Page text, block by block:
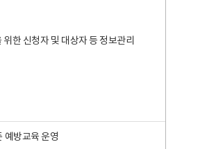
한 신청자 및 대상자 등 정보관리
예방교육 운영